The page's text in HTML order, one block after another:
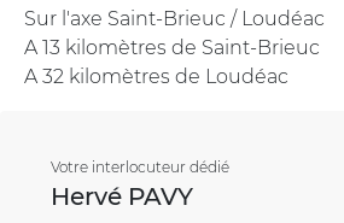
Sur l'axe Saint-Brieuc / Loudéac
A 13 kilomètres de Saint-Brieuc
A 32 kilomètres de Loudéac
Votre interlocuteur dédié
Hervé PAVY